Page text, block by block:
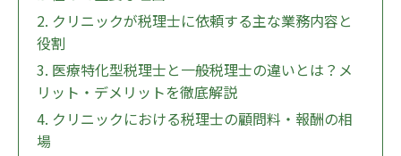
2. クリニックが税理士に依頼する主な業務内容と
役割
3. 医療特化型税理士と一般税理士の違いとは？メ
リット・デメリットを徹底解説
4. クリニックにおける税理士の顧問料・報酬の相
場